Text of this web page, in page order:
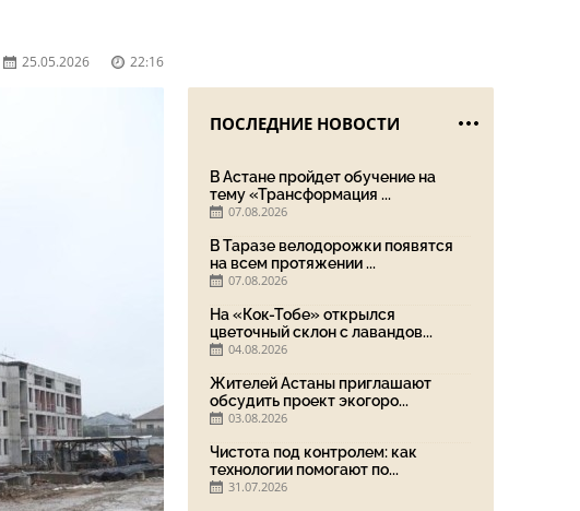
25.05.2026 22:16
ПОСЛЕДНИЕ НОВОСТИ
В Астане пройдет обучение на
тему «Трансформация ...
07.08.2026
В Таразе велодорожки появятся
на всем протяжении ...
07.08.2026
На «Кок-Тобе» открылся
цветочный склон с лавандов...
04.08.2026
Жителей Астаны приглашают
обсудить проект экогоро...
03.08.2026
Чистота под контролем: как
технологии помогают по...
31.07.2026